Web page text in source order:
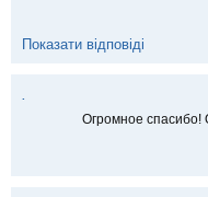
Показати відповіді
Огромное спасибо!